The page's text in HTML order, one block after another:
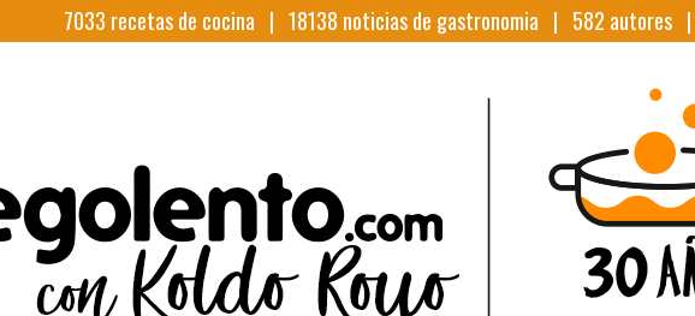
7033 recetas de cocina | 18138 noticias de gastronomia | 582 autores |